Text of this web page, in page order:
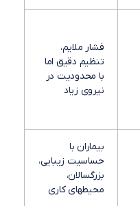
فشار ملایم،
تنظیم دقیق اما
با محدودیت در
نیروی زیاد
بیماران با
حساسیت زیبایی،
بزرگسالان،
محیطهای کاری